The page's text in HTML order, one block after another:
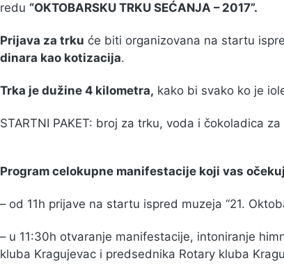
redu “OKTOBARSKU TRKU SEĆANJA – 2017”.
Prijava za trku će biti organizovana na startu
dinara kao kotizacija.
Trka je dužine 4 kilometra, kako bi svako ko je
STARTNI PAKET: broj za trku, voda i čokoladica
Program celokupne manifestacije koji vas
– od 11h prijave na startu ispred muzeja “21.
– u 11:30h otvaranje manifestacije, intoniranje
kluba Kragujevac i predsednika Rotary kluba